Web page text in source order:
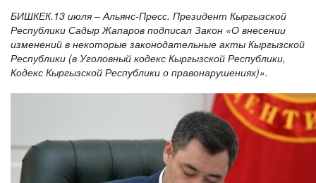
БИШКЕК.13 июля – Альянс-Пресс. Президент Кыргызской
Республики Садыр Жапаров подписал Закон «О внесении
изменений в некоторые законодательные акты Кыргызской
Республики (в Уголовный кодекс Кыргызской Республики,
Кодекс Кыргызской Республики о правонарушениях)».